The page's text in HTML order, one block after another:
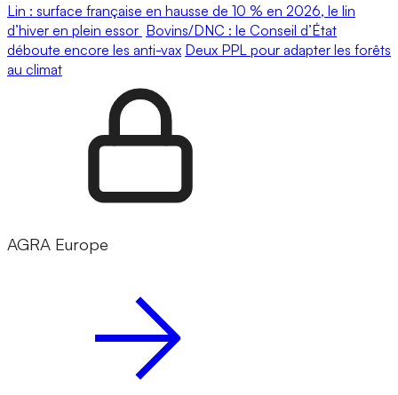
Lin : surface française en hausse de 10 % en 2026, le lin
d’hiver en plein essor Bovins/DNC : le Conseil d’État
déboute encore les anti-vax Deux PPL pour adapter les forêts
au climat
AGRA Europe